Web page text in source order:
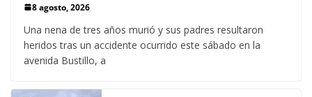
8 agosto, 2026
Una nena de tres años murió y sus padres resultaron
heridos tras un accidente ocurrido este sábado en la
avenida Bustillo, a